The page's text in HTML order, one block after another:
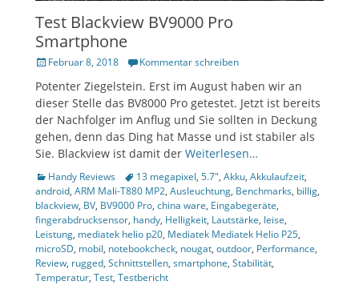
Test Blackview BV9000 Pro
Smartphone
Veröffentlicht
Februar 8, 2018 Kommentar schreiben
Potenter Ziegelstein. Erst im August haben wir an
dieser Stelle das BV8000 Pro getestet. Jetzt ist bereits
der Nachfolger im Anflug und Sie sollten in Deckung
gehen, denn das Ding hat Masse und ist stabiler als
Sie. Blackview ist damit der Weiterlesen…
Kategorien
Handy Reviews Tags13 megapixel, 5.7", Akku, Akkulaufzeit,
android, ARM Mali-T880 MP2, Ausleuchtung, Benchmarks, billig,
blackview, BV, BV9000 Pro, china ware, Eingabegeräte,
fingerabdrucksensor, handy, Helligkeit, Lautstärke, leise,
Leistung, mediatek helio p20, Mediatek Mediatek Helio P25,
microSD, mobil, notebookcheck, nougat, outdoor, Performance,
Review, rugged, Schnittstellen, smartphone, Stabilität,
Temperatur, Test, Testbericht